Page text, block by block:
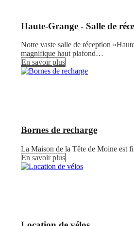
Haute-Grange - Salle de
Notre vaste salle de réception
magnifique haut plafond…
En savoir plus
Bornes de recharge
La Maison de la Tête de Moine est
En savoir plus